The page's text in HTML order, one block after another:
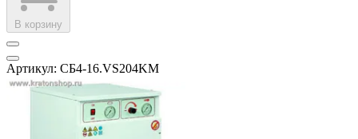
В корзину
Артикул: СБ4-16.VS204KM